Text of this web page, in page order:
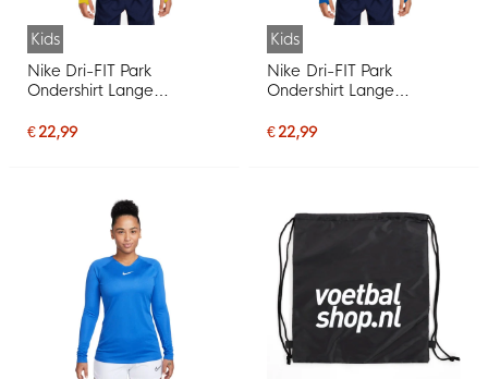
Kids
Nike Dri-FIT Park
Ondershirt Lange
€ 22,99
Kids
Nike Dri-FIT Park
Ondershirt Lange
€ 22,99